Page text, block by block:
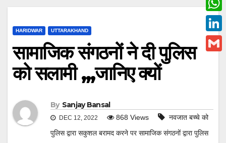
HARIDWAR UTTARAKHAND
सामाजिक संगठनों ने दी पुलिस
को सलामी ,,,जानिए क्यों
By Sanjay Bansal
DEC 12, 2022 868 Views
नवजात बच्चे को
पुलिस द्वारा सकुशल बरामद करने पर सामाजिक संगठनों द्वारा पुलिस
c
e
b
w
i
W
h
a
p
p
L
d
I
i